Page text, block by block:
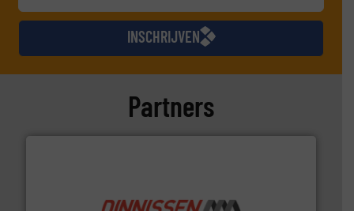
INSCHRIJVEN
Partners